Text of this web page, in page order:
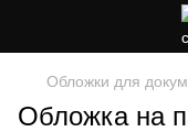
Обложки для
Обложка на